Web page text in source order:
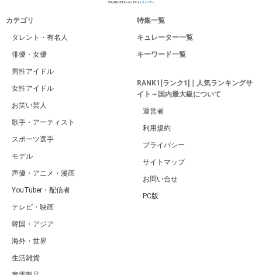
カテゴリ
タレント・有名人
俳優・女優
男性アイドル
女性アイドル
お笑い芸人
歌手・アーティスト
スポーツ選手
モデル
声優・アニメ・漫画
YouTuber・配信者
テレビ・映画
韓国・アジア
海外・世界
生活雑貨
特集一覧
キュレーター一覧
キーワード一覧
RANK1[ランク1]｜人気ランキングサ
イト～国内最大級について
運営者
利用規約
プライバシー
サイトマップ
お問い合せ
PC版